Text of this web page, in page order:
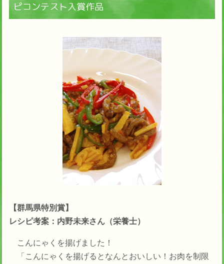
ピコンテスト入賞作品
【群馬県特別賞】
レシピ考案：内野未来さん（栄養士）
こんにゃくを揚げました！
「こんにゃくを揚げるとなんとおいしい！お肉を制限